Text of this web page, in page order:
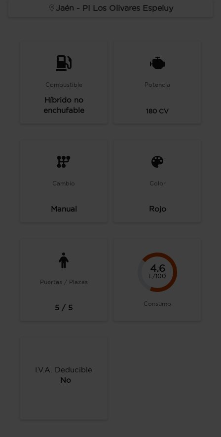
Jaén - PI Los Olivares Espeluy
Combustible
Híbrido no
enchufable
Potencia
180 CV
Cambio
Manual
Color
Rojo
Puertas / Plazas
5 / 5
4.6
L/100
Consumo
I.V.A. Deducible
No